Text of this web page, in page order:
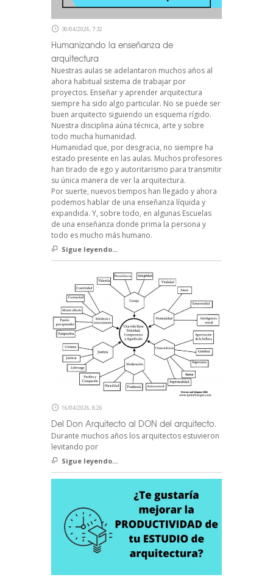
30/04/2026, 7:32
Humanizando la enseñanza de
arquitectura
Nuestras aulas se adelantaron muchos años al
ahora habitual sistema de trabajar por
proyectos. Enseñar y aprender arquitectura
siempre ha sido algo particular. No se puede ser
buen arquitecto siguiendo un esquema rígido.
Nuestra disciplina aúna técnica, arte y sobre
todo mucha humanidad.
Humanidad que, por desgracia, no siempre ha
estado presente en las aulas. Muchos profesores
han tirado de ego y autoritarismo para transmitir
su única manera de ver la arquitectura.
Por suerte, nuevos tiempos han llegado y ahora
podemos hablar de una enseñanza líquida y
expandida. Y, sobre todo, en algunas Escuelas
de una enseñanza donde prima la persona y
todo es mucho más humano.
Sigue leyendo...
16/04/2026, 8:26
Del Don Arquitecto al DON del arquitecto.
Durante muchos años los arquitectos estuvieron
levitando por
Sigue leyendo...